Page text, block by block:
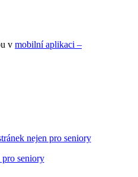
v mobilní aplikaci –
nejen pro seniory